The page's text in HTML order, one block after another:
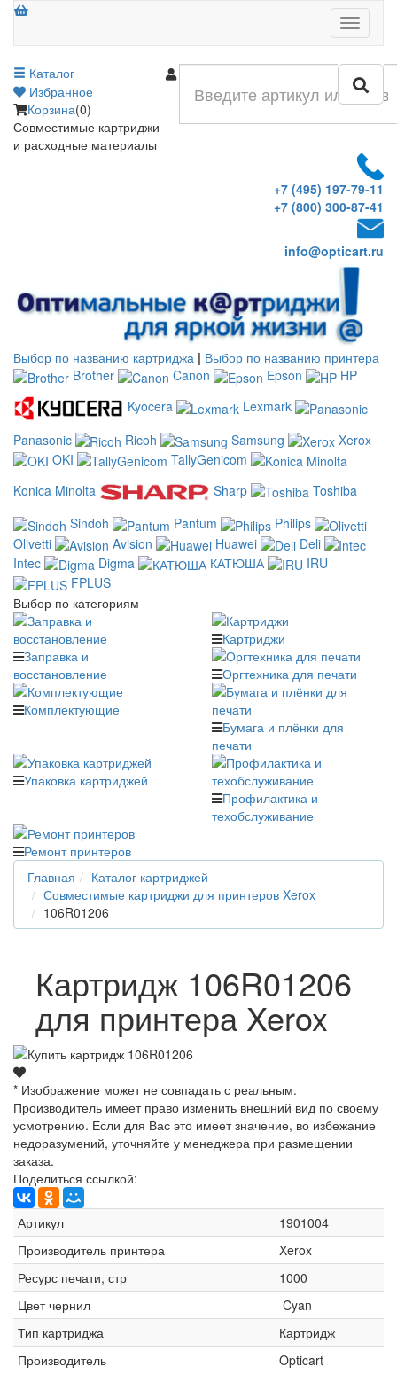
Меню
Каталог
Избранное
Корзина(0)
Совместимые картриджи
и расходные материалы
+7 (495) 197-79-11
+7 (800) 300-87-41
info@opticart.ru
Выбор по названию картриджа | Выбор по названию принтера
Brother
Canon Epson
HP
Kyocera
Lexmark
Panasonic
Ricoh Samsung
Xerox
OKI
TallyGenicom
Konica Minolta
Sharp
Toshiba
Sindoh
Pantum
Philips
Olivetti
Avision Huawei
Deli
Intec
Digma КАТЮША
IRU
FPLUS
Выбор по категориям
Заправка и
восстановление
Картриджи
Оргтехника для печати
Комплектующие
Бумага и плёнки для
печати
Упаковка картриджей
Профилактика и
техобслуживание
Ремонт принтеров
Главная
Каталог картриджей
Совместимые картриджи для принтеров Xerox
106R01206
Картридж 106R01206
для принтера Xerox
* Изображение может не совпадать с реальным.
Производитель имеет право изменить внешний вид по своему
усмотрению. Если для Вас это имеет значение, во избежание
недоразумений, уточняйте у менеджера при размещении
заказа.
Поделиться ссылкой:
Артикул
1901004
Производитель принтера
Xerox
Ресурс печати, стр
1000
Цвет чернил
Cyan
Тип картриджа
Картридж
Производитель
Opticart